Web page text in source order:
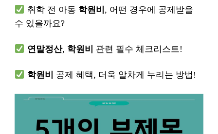
취학 전 아동 학원비 , 어떤 경우에 공제받을
수 있을까요?
연말정산, 학원비 관련 필수 체크리스트!
학원비 공제 혜택, 더욱 알차게 누리는 방법!